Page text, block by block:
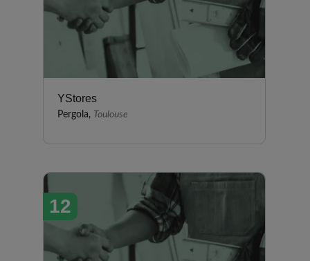
YStores
Pergola, Toulouse
12